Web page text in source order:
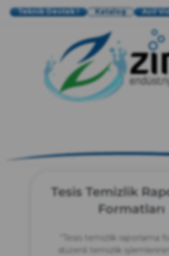
Teknik Destek ! Katalog Acil
Tesis Temizlik
Formatları
“Tesis temizlik raporlama
düzenli temizlik